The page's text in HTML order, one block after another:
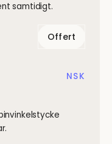
samtidigt.
Offert
NSK